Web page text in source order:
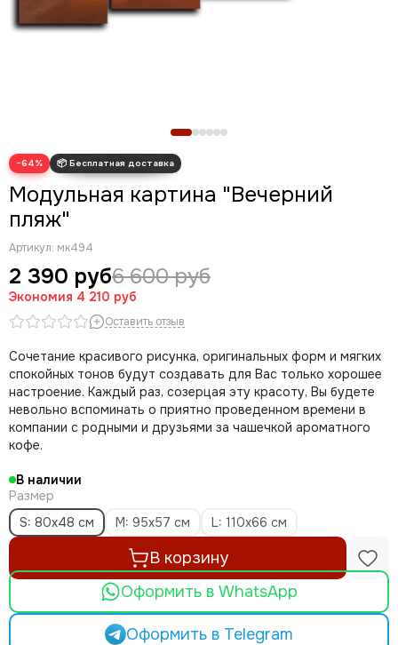
Новогодние картины
−64%
Модульная картина "Вечерний
пляж"
Артикул: мк494
2 390 руб6 600 руб
Экономия 4 210 руб
Оставить отзыв
Сочетание красивого рисунка, оригинальных форм и мягких
спокойных тонов будут создавать для Вас только хорошее
настроение. Каждый раз, созерцая эту красоту, Вы будете
невольно вспоминать о приятно проведенном времени в
компании с родными и друзьями за чашечкой ароматного
кофе.
В наличии
Размер
S: 80x48 см
M: 95х57 см L: 110х66 см
В корзину
Оформить в WhatsApp
Оформить в Telegram